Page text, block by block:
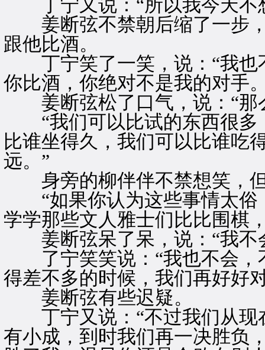
丁宁又说：“所以我今天不
姜断弦不禁朝后缩了一步，
跟他比酒。
丁宁笑了一笑，说：“我也
你比酒，你绝对不是我的对手
姜断弦松了口气，说：“那
“我们可以比试的东西很多
比谁坐得久，我们可以比谁吃
远。”
身旁的柳伴伴不禁想笑，
“如果你认为这些事情太俗
学学那些文人雅士们比比围棋
姜断弦呆了呆，说：“我不
了宁笑笑说：“我也不会，
得差不多的时候，我们再好好
姜断弦有些迟疑。
丁宁又说：“不过我们从现
有小成，到时我们再一决胜负